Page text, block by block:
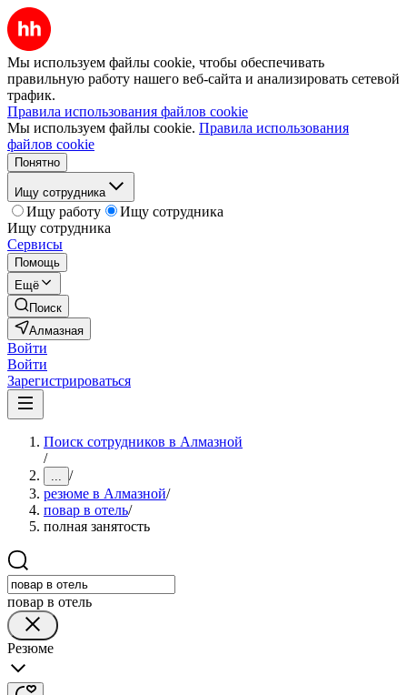
Мы используем файлы cookie, чтобы обеспечивать
правильную работу нашего веб-сайта и анализировать сетевой
трафик.
Правила использования файлов cookie
Мы используем файлы cookie. Правила использования
файлов cookie
Понятно
Ищу сотрудника
Ищу работу
Ищу сотрудника
Ищу сотрудника
Сервисы
Помощь
Ещё
Поиск
Алмазная
Войти
Войти
Зарегистрироваться
Поиск сотрудников в Алмазной
/
... /
резюме в Алмазной/
повар в отель/
полная занятость
повар в отель
Резюме